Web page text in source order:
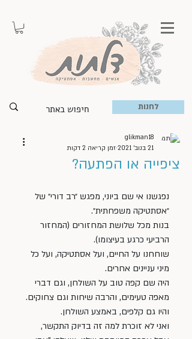
לחנות
ציפייה או הפתעה?
glikman18
21 בנוב׳ 2021
זמן קריאה 2 דקות
נפגשנו אי שם ביוני, מפגש ״רב דורי״ של
״אסתטיקה משפחתית״.
בנות מכל שלושת המחזורים (המחזור
הרביעי כרגע בעיצומו).
שוחחנו על החיים, ועל אסתטיקה, ועל כל
מיני עניינים אחרים.
היה שם קפה טוב על השולחן, וגם דברי
מאפה טעימים, והרבה שיחות וגם צחוקים.
והיו גם קלפים, באמצע השולחן.
ואני לא זוכרת למה זה בדיוק התקשר,